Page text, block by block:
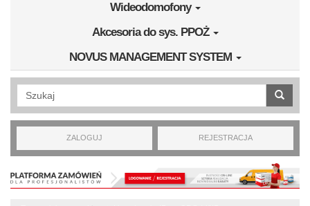
Wideodomofony
Akcesoria do sys. PPOŻ
NOVUS MANAGEMENT SYSTEM
Wyszukiwanie pełnotekstowe
ZALOGUJ REJESTRACJA